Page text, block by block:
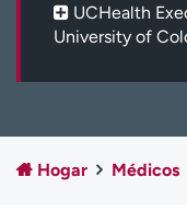
Inicie sesión en My
Acerca de UCHealth
Empleados
UCHealth
University of
Hogar Médicos